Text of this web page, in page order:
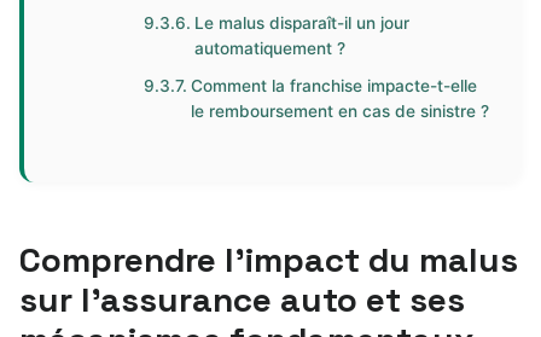
Le malus disparaît-il un jour
automatiquement ?
Comment la franchise impacte-t-elle
le remboursement en cas de sinistre ?
Comprendre l’impact du malus
sur l’assurance auto et ses